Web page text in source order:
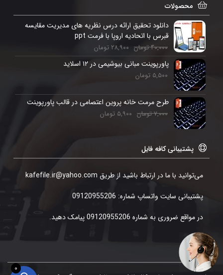
محصولات
دانلود تحقیق ارائه درس نظریه های مدیریت مقایسه
قبرس با اتحادیه اروپا با فرمت ppt
۴۰,۰۰۰تومان ۲۸,۹۰۰ تومان
پاورپوینت مبانی بیوشیمی در ۱۲ اسلاید
۵,۵۰۰ تومان
طرح مرمت خانه پروین اعتصامی در قالب پاورپوینت
۷,۰۰۰تومان ۵,۹۰۰ تومان
پشتیبانی کافه فایل
می‌توانید با ما در ارتباط باشید از طریق kafefile.ir@yahoo.com
پشتیبانی سایت واتساپ شماره: 09120955206
در مواقع ضروری به شماره 09120955206 پیامک دهید.
0